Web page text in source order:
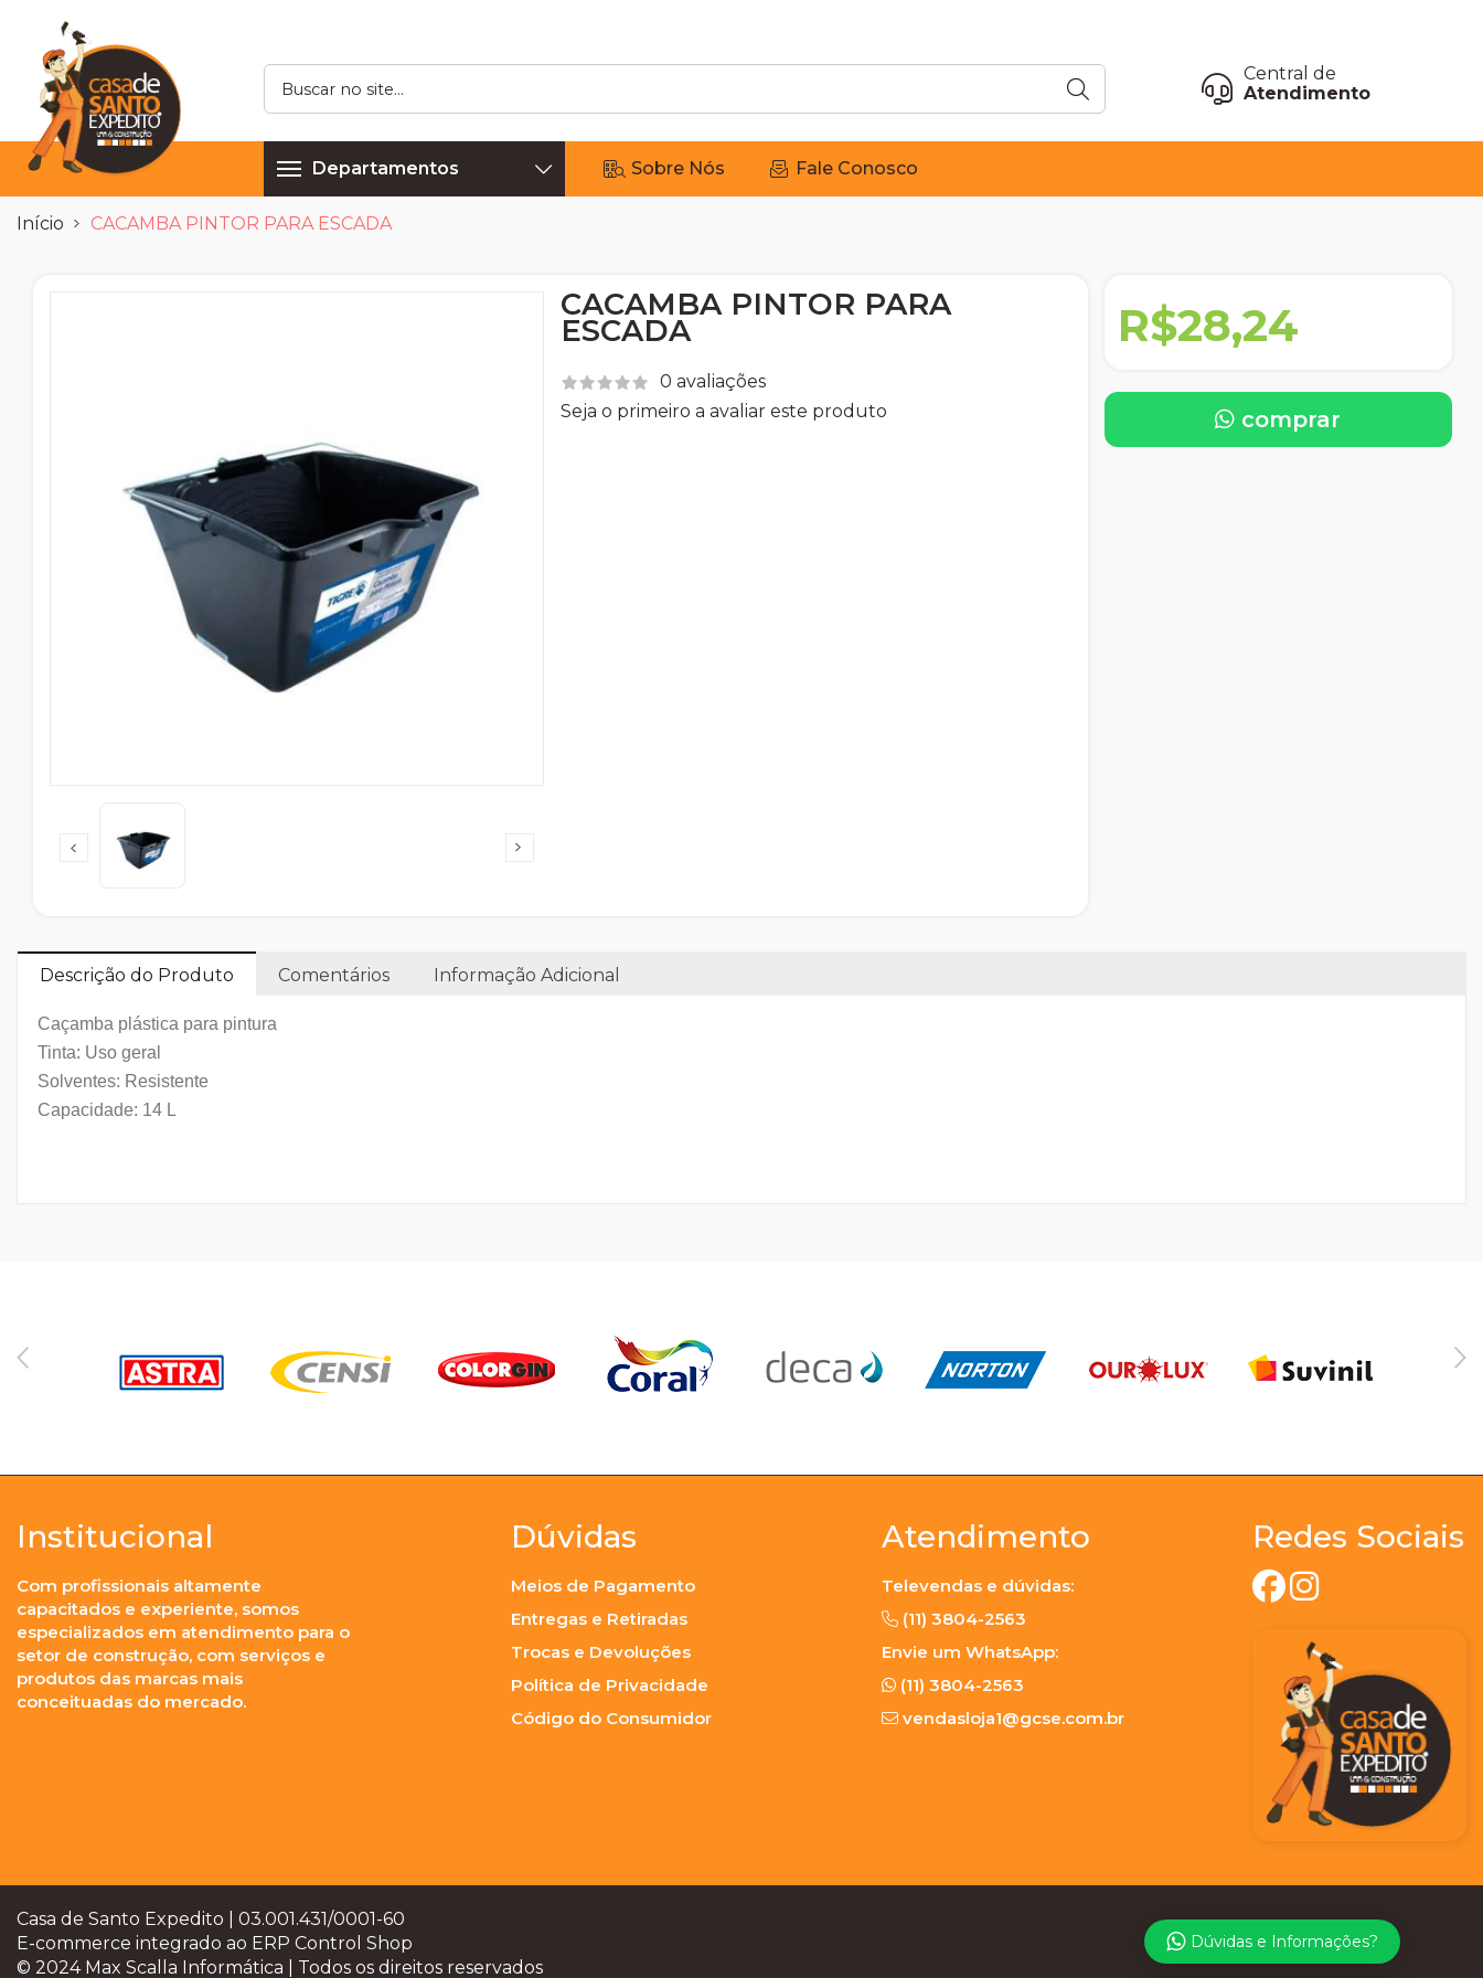
Dúvidas e Informações?
Central de
Atendimento
Departamentos Sobre Nós Fale Conosco
Início CACAMBA PINTOR PARA ESCADA
CACAMBA PINTOR PARA
ESCADA
0 avaliações
Seja o primeiro a avaliar este produto
R$28,24
comprar
Descrição do Produto Comentários Informação Adicional
Caçamba plástica para pintura
Tinta: Uso geral
Solventes: Resistente
Capacidade: 14 L
Institucional
Com profissionais altamente
capacitados e experiente, somos
especializados em atendimento para o
setor de construção, com serviços e
produtos das marcas mais
conceituadas do mercado.
Dúvidas
Meios de Pagamento
Entregas e Retiradas
Trocas e Devoluções
Política de Privacidade
Código do Consumidor
Atendimento
Televendas e dúvidas:
(11) 3804-2563
Envie um WhatsApp:
(11) 3804-2563
vendasloja1@gcse.com.br
Redes Sociais
Casa de Santo Expedito | 03.001.431/0001-60
E-commerce integrado ao ERP Control Shop
© 2024 Max Scalla Informática | Todos os direitos reservados